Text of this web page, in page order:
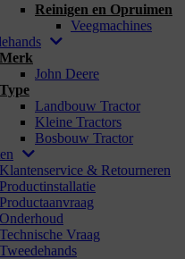
Reinigen en Opruimen
Veegmachines
Merk
John Deere
Type
Landbouw Tractor
Kleine Tractors
Bosbouw Tractor
Klantenservice & Retourneren
Productinstallatie
Productaanvraag
Onderhoud
Technische Vraag
Tweedehands